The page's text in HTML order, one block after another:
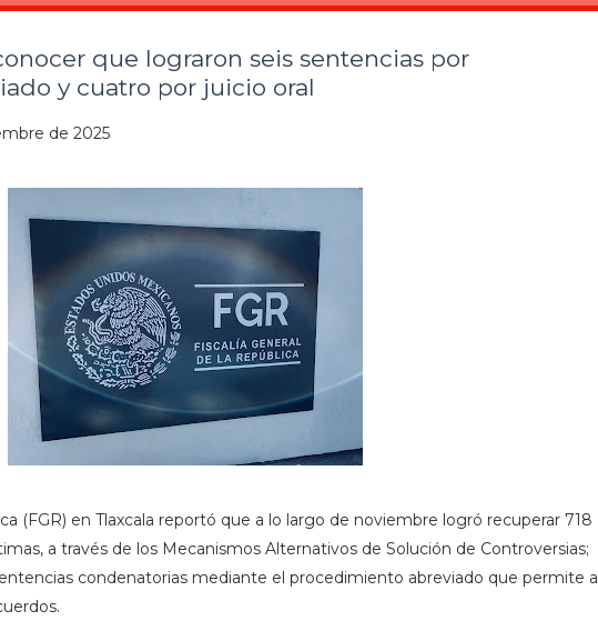
que lograron seis sentencias por
y cuatro por juicio oral
de 2025
(FGR) en Tlaxcala reportó que a lo largo de noviembre logró recuperar 718
a través de los Mecanismos Alternativos de Solución de Controversias;
condenatorias mediante el procedimiento abreviado que permite a